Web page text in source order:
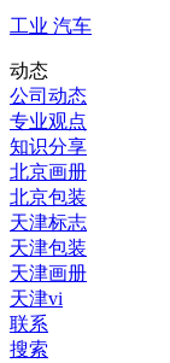
工业 汽车
动态
公司动态
专业观点
知识分享
北京画册
北京包装
天津标志
天津包装
天津画册
天津vi
联系
搜索